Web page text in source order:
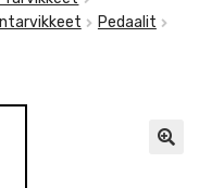
Pedaalit